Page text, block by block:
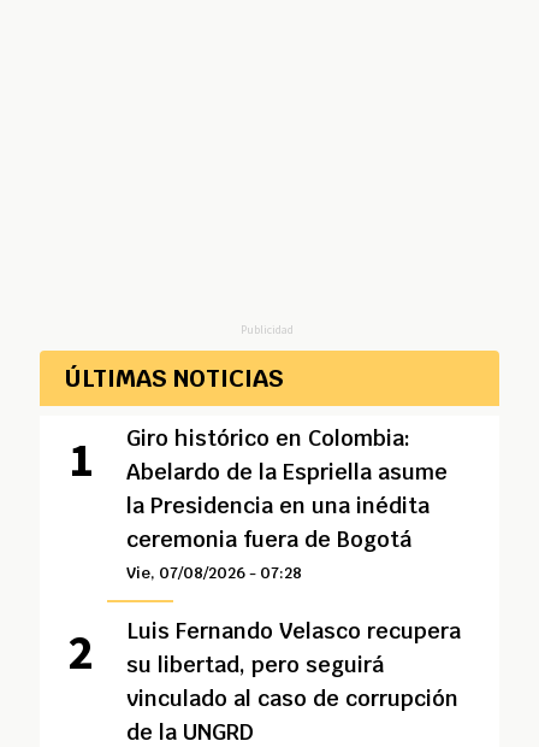
Publicidad
ÚLTIMAS NOTICIAS
Giro histórico en Colombia:
Abelardo de la Espriella asume
la Presidencia en una inédita
ceremonia fuera de Bogotá
Vie, 07/08/2026 - 07:28
Luis Fernando Velasco recupera
su libertad, pero seguirá
vinculado al caso de corrupción
de la UNGRD